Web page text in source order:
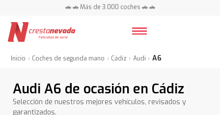
🚗 🚗 Más de 3.000 coches 🚗 🚗
Inicio Coches de segunda mano Cádiz Audi A6
Audi A6 de ocasión en Cádiz
Selección de nuestros mejores vehículos, revisados y
garantizados.